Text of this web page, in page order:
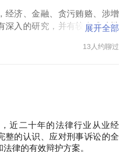
经济、金融、贪污贿赂、涉增
深入的研究，并有较多成功辩
体系，能有效为涉事当事人合
话题内容仅为该行家在法律领
观点，仅供学员参考使用，亦
关的律师代理合同、顾问合同
。本话题内容及行家观点不代
展开全部
13人约聊过
近二十年的法律行业从业经
整的认识、应对刑事诉讼的全
律的有效辩护方案。